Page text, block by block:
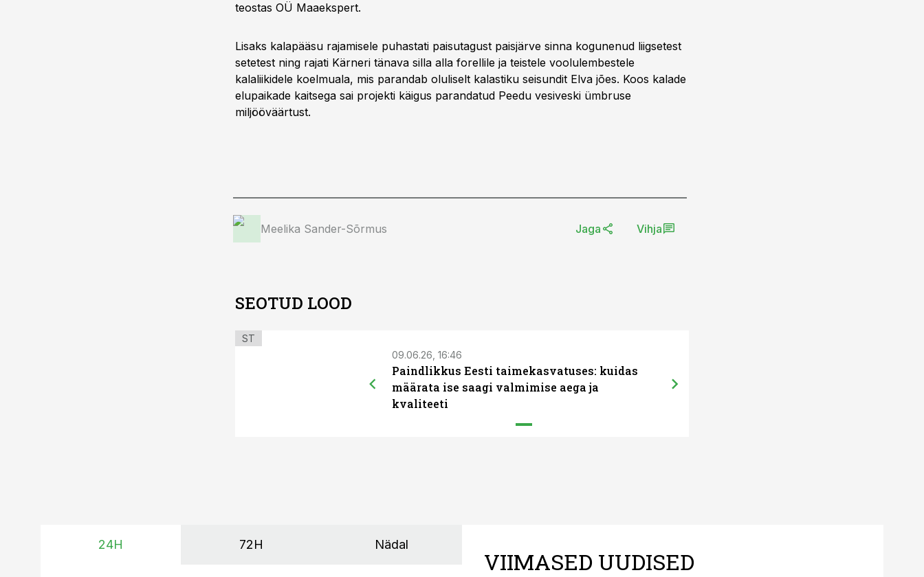
teostas OÜ Maaekspert.
Lisaks kalapääsu rajamisele puhastati paisutagust paisjärve sinna kogunenud liigsetest
setetest ning rajati Kärneri tänava silla alla forellile ja teistele voolulembestele
kalaliikidele koelmuala, mis parandab oluliselt kalastiku seisundit Elva jões. Koos kalade
elupaikade kaitsega sai projekti käigus parandatud Peedu vesiveski ümbruse
miljööväärtust.
Meelika Sander-Sõrmus Jaga Vihja
SEOTUD LOOD
ST
09.06.26, 16:46
Paindlikkus Eesti taimekasvatuses: kuidas
määrata ise saagi valmimise aega ja
kvaliteeti
24H 72H Nädal
VIIMASED UUDISED